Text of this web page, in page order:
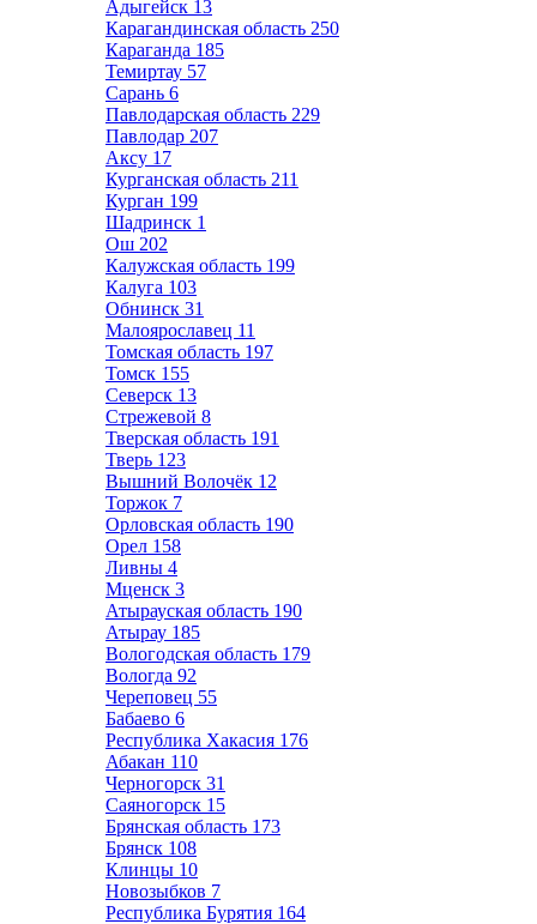
Адыгейск 13
Карагандинская область 250
Караганда 185
Темиртау 57
Сарань 6
Павлодарская область 229
Павлодар 207
Аксу 17
Курганская область 211
Курган 199
Шадринск 1
Ош 202
Калужская область 199
Калуга 103
Обнинск 31
Малоярославец 11
Томская область 197
Томск 155
Северск 13
Стрежевой 8
Тверская область 191
Тверь 123
Вышний Волочёк 12
Торжок 7
Орловская область 190
Орел 158
Ливны 4
Мценск 3
Атырауская область 190
Атырау 185
Вологодская область 179
Вологда 92
Череповец 55
Бабаево 6
Республика Хакасия 176
Абакан 110
Черногорск 31
Саяногорск 15
Брянская область 173
Брянск 108
Клинцы 10
Новозыбков 7
Республика Бурятия 164